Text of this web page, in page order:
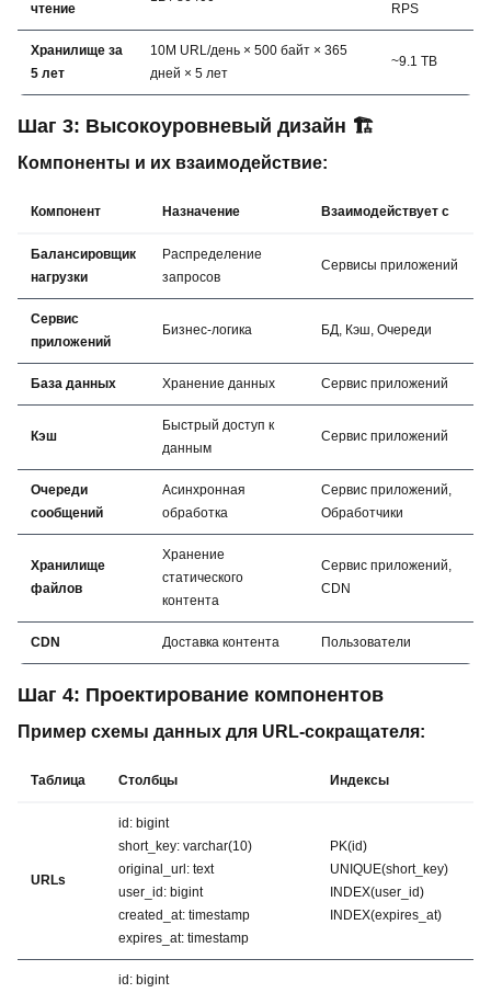
чтение RPS
Хранилище за
5 лет
10M URL/день × 500 байт × 365
дней × 5 лет
~9.1 TB
Шаг 3: Высокоуровневый дизайн 🏗️
Компоненты и их взаимодействие:
Компонент Назначение Взаимодействует с
Балансировщик
нагрузки
Распределение
запросов
Сервисы приложений
Сервис
приложений
Бизнес-логика БД, Кэш, Очереди
База данных Хранение данных Сервис приложений
Кэш
Быстрый доступ к
данным
Сервис приложений
Очереди
сообщений
Асинхронная
обработка
Сервис приложений,
Обработчики
Хранилище
файлов
Хранение
статического
контента
Сервис приложений,
CDN
CDN Доставка контента Пользователи
Шаг 4: Проектирование компонентов
Пример схемы данных для URL-сокращателя:
Таблица Столбцы Индексы
URLs
id: bigint
short_key: varchar(10)
original_url: text
user_id: bigint
created_at: timestamp
expires_at: timestamp
PK(id)
UNIQUE(short_key)
INDEX(user_id)
INDEX(expires_at)
id: bigint